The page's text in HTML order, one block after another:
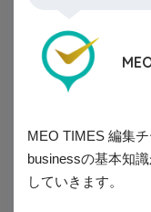
MEO TIMES 編集
businessの基本知
していきます。